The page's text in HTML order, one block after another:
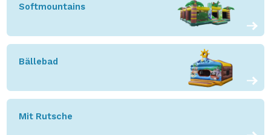
Softmountains
Bällebad
Mit Rutsche